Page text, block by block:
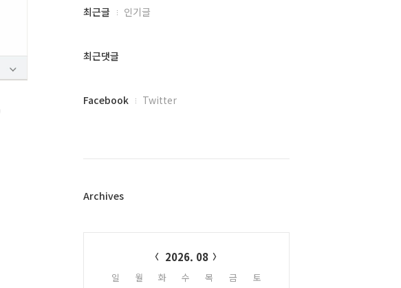
최
과
글
최근글 인기글
최근댓글
페
플
Facebook Twitter
Archives
2026. 08
일 월 화 수 목 금 토